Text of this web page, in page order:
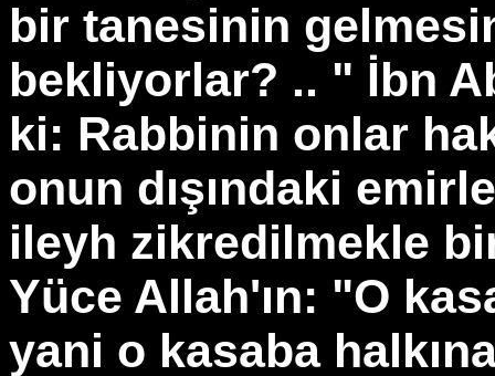
bir tanesinin
bekliyorlar? .. " İbn
ki: Rabbinin onlar
onun dışındaki
ileyh zikredilmekle
Yüce Allah'ın: "O
yani o kasaba